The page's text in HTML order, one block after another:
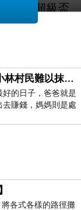
球，超級盃
午7點30分
英格蘭愛國
特別項目預
刺激的美式
大戲，全美
灣運彩也有
「大小」、
法外，還有6
八八風災上的父親節，小林村民難以抹滅的痛
的日子，爸爸就是
賺錢，媽媽則是處
有人品才
各式各樣的路徑攤